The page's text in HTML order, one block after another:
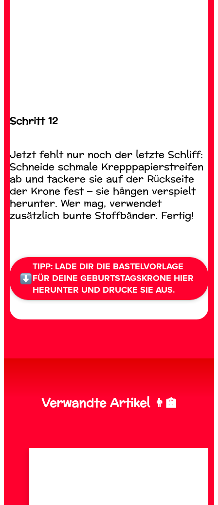
Schritt 12
Jetzt fehlt nur noch der letzte Schliff:
Schneide schmale Krepppapierstreifen
ab und tackere sie auf der Rückseite
der Krone fest – sie hängen verspielt
herunter. Wer mag, verwendet
zusätzlich bunte Stoffbänder. Fertig!
TIPP: LADE DIR DIE BASTELVORLAGE
FÜR DEINE GEBURTSTAGSKRONE HIER
HERUNTER UND DRUCKE SIE AUS.
Verwandte Artikel 👨‍🏫